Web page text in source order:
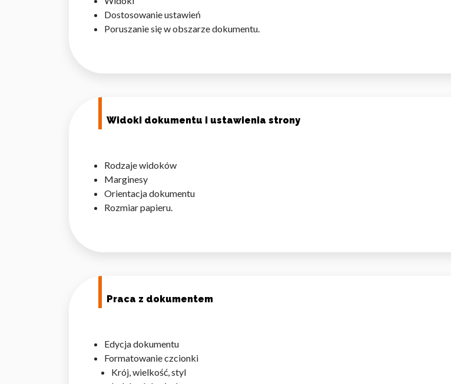
Dostosowanie ustawień
Poruszanie się w obszarze dokumentu.
Widoki dokumentu i ustawienia strony
Rodzaje widoków
Marginesy
Orientacja dokumentu
Rozmiar papieru.
Praca z dokumentem
Edycja dokumentu
Formatowanie czcionki
Krój, wielkość, styl